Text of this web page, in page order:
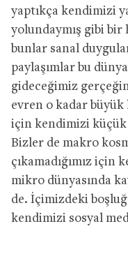
yaptıkça kendimizi
yolundaymış gibi
bunlar sanal
paylaşımlar bu
gideceğimiz
evren o kadar
için kendimizi küçük
Bizler de makro
çıkamadığımız için
mikro dünyasında
de. İçimizdeki
kendimizi sosyal